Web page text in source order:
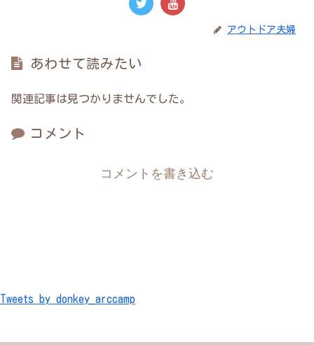
アウトドア夫婦
あわせて読みたい
関連記事は見つかりませんでした。
コメント
コメントを書き込む
Tweets by donkey_arccamp